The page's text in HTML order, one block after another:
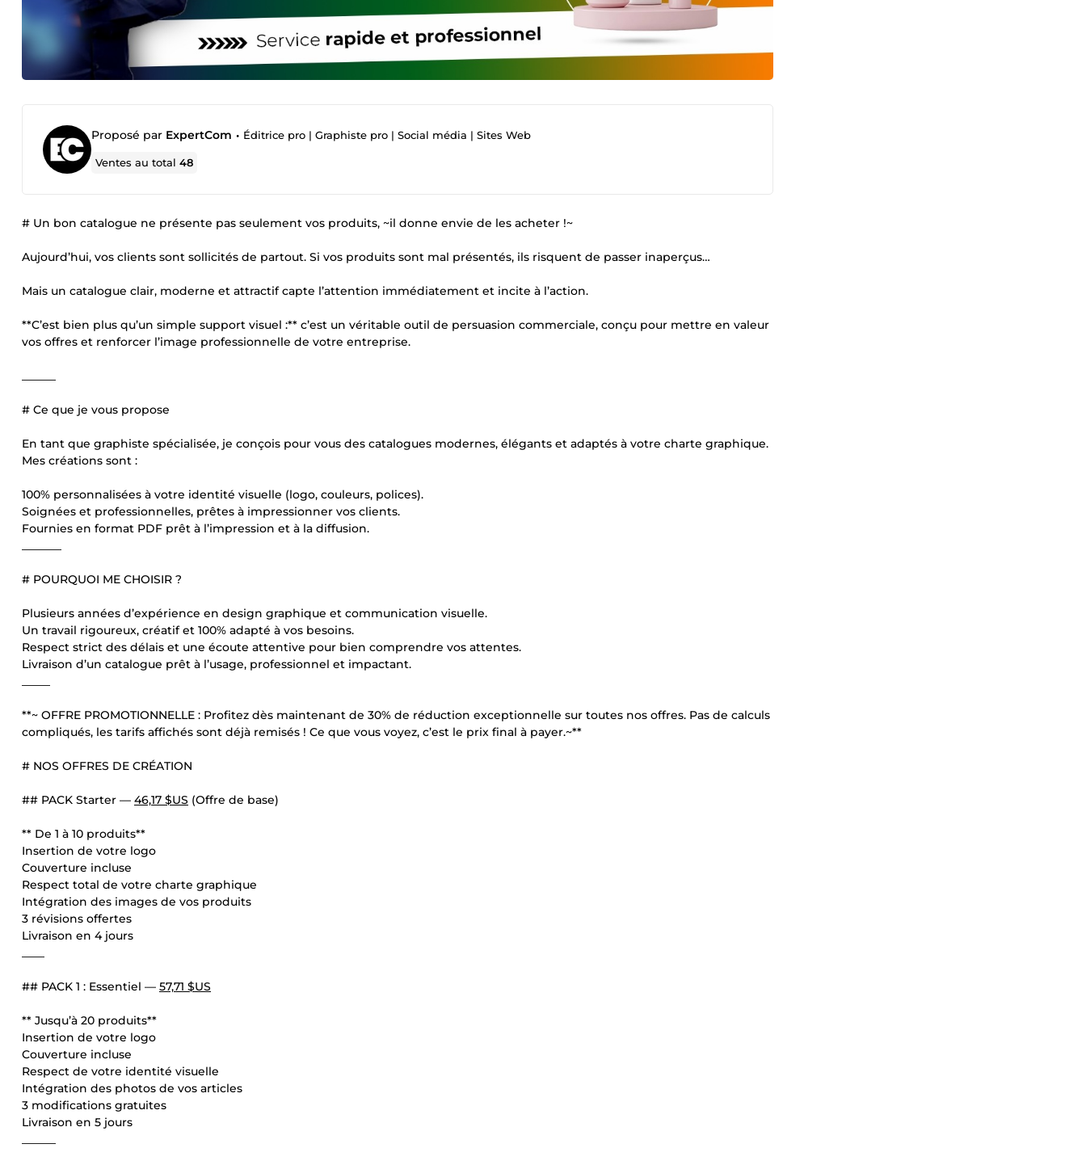
Proposé par ExpertCom • Éditrice pro | Graphiste pro | Social média | Sites Web
Ventes au total48
# Un bon catalogue ne présente pas seulement vos produits, ~il donne envie de les acheter !~
Aujourd’hui, vos clients sont sollicités de partout. Si vos produits sont mal présentés, ils risquent de passer inaperçus…
Mais un catalogue clair, moderne et attractif capte l’attention immédiatement et incite à l’action.
**C’est bien plus qu’un simple support visuel :** c’est un véritable outil de persuasion commerciale, conçu pour mettre en valeur
vos offres et renforcer l’image professionnelle de votre entreprise.
# Ce que je vous propose
En tant que graphiste spécialisée, je conçois pour vous des catalogues modernes, élégants et adaptés à votre charte graphique.
Mes créations sont :
100% personnalisées à votre identité visuelle (logo, couleurs, polices).
Soignées et professionnelles, prêtes à impressionner vos clients.
Fournies en format PDF prêt à l’impression et à la diffusion.
# POURQUOI ME CHOISIR ?
Plusieurs années d’expérience en design graphique et communication visuelle.
Un travail rigoureux, créatif et 100% adapté à vos besoins.
Respect strict des délais et une écoute attentive pour bien comprendre vos attentes.
Livraison d’un catalogue prêt à l’usage, professionnel et impactant.
**~ OFFRE PROMOTIONNELLE : Profitez dès maintenant de 30% de réduction exceptionnelle sur toutes nos offres. Pas de calculs
compliqués, les tarifs affichés sont déjà remisés ! Ce que vous voyez, c’est le prix final à payer.~**
# NOS OFFRES DE CRÉATION
## PACK Starter — 46,17 $US (Offre de base)
** De 1 à 10 produits**
Insertion de votre logo
Couverture incluse
Respect total de votre charte graphique
Intégration des images de vos produits
3 révisions offertes
Livraison en 4 jours
## PACK 1 : Essentiel — 57,71 $US
** Jusqu’à 20 produits**
Insertion de votre logo
Couverture incluse
Respect de votre identité visuelle
Intégration des photos de vos articles
3 modifications gratuites
Livraison en 5 jours